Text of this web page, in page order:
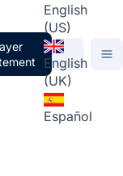
English
(US)
English
(UK)
Español